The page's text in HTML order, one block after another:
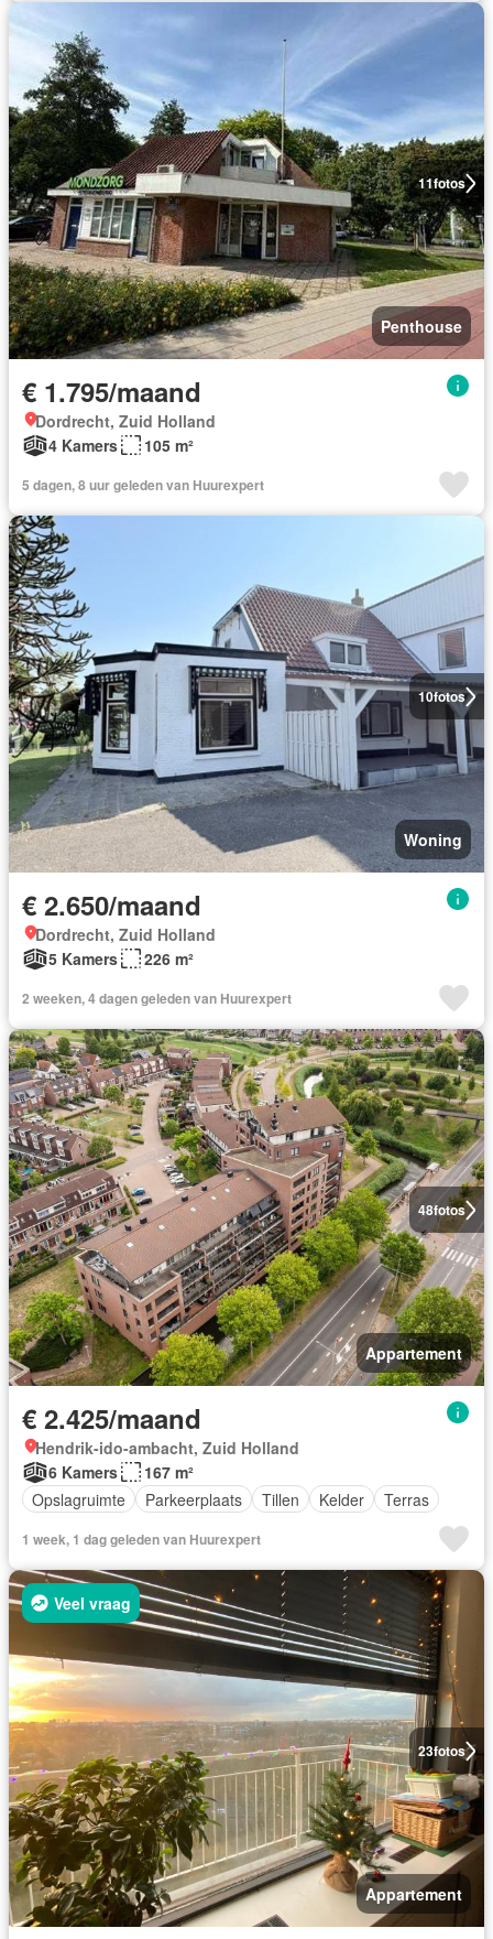
11fotos
Penthouse
€ 1.795/maand
Dordrecht, Zuid Holland
4 Kamers
105 m²
5 dagen, 8 uur geleden van Huurexpert
10fotos
Woning
€ 2.650/maand
Dordrecht, Zuid Holland
5 Kamers
226 m²
2 weeken, 4 dagen geleden van Huurexpert
48fotos
Appartement
€ 2.425/maand
Hendrik-ido-ambacht, Zuid Holland
6 Kamers
167 m²
Opslagruimte
Parkeerplaats Tillen Kelder Terras
1 week, 1 dag geleden van Huurexpert
23fotos
Veel vraag
Appartement